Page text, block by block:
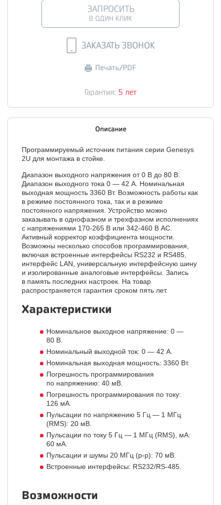
ЗАПРОСИТЬ
В ОДИН КЛИК
ЗАКАЗАТЬ ЗВОНОК
Печать/PDF
Гарантия: 5 лет
Описание
Программируемый источник питания серии Genesys
2U для монтажа в стойке.
Диапазон выходного напряжения от 0 В до 80 В.
Диапазон выходного тока 0 — 42 А. Номинальная
выходная мощность 3360 Вт. Возможность работы как
в режиме постоянного тока, так и в режиме
постоянного напряжения. Устройство можно
заказывать в однофазном и трехфазном исполнениях
с напряжениями 170-265 В или 342-460 В AC.
Активный корректор коэффициента мощности.
Возможны несколько способов программирования,
включая встроенные интерфейсы RS232 и RS485,
интерфейс LAN, универсальную интерфейсную шину
и изолированные аналоговые интерфейсы. Запись
в память последних настроек. На товар
распространяется гарантия сроком пять лет.
Характеристики
Номинальное выходное напряжение: 0 —
80 В.
Номинальный выходной ток: 0 — 42 А.
Номинальная выходная мощность: 3360 Вт.
Погрешность программирования
по напряжению: 40 мВ.
Погрешность программирования по току:
126 мА.
Пульсации по напряжению 5 Гц — 1 МГц
(RMS): 20 мВ.
Пульсации по току 5 Гц — 1 МГц (RMS), мА:
60 мА.
Пульсации и шумы 20 МГц (p-p): 70 мВ.
Встроенные интерфейсы: RS232/RS-485.
Возможности